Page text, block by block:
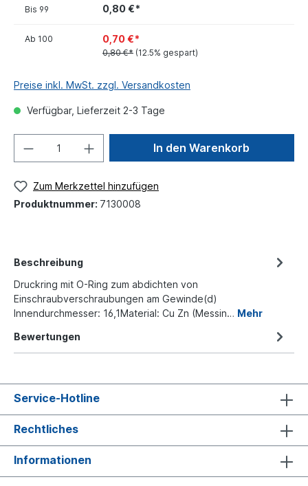
Bis 99 0,80 €*
Ab 100 0,70 €*
0,80 €* (12.5% gespart)
Preise inkl. MwSt. zzgl. Versandkosten
Verfügbar, Lieferzeit 2-3 Tage
In den Warenkorb
Zum Merkzettel hinzufügen
Produktnummer: 7130008
Beschreibung
Druckring mit O-Ring zum abdichten von
Einschraubverschraubungen am Gewinde(d)
Innendurchmesser: 16,1Material: Cu Zn (Messin… Mehr
Bewertungen
Service-Hotline
Rechtliches
Informationen